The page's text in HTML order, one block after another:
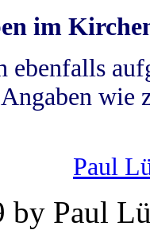
im
wie
Paul
Paul